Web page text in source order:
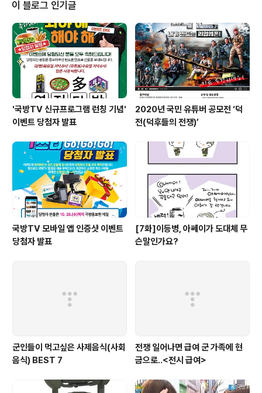
이 블로그 인기글
'국방TV 신규프로그램 런칭 기념'
이벤트 당첨자 발표
2020년 국민 유튜버 공모전 ‘덕
전(덕후들의 전쟁)’
국방TV 모바일 앱 인증샷 이벤트
당첨자 발표
[7화]이등병, 아쎄이가 도대체 무
슨말인가요?
군인들이 먹고싶은 사제음식(사회
음식) BEST 7
전쟁 일어나면 급여 군 가족에 현
금으로..<전시 급여>